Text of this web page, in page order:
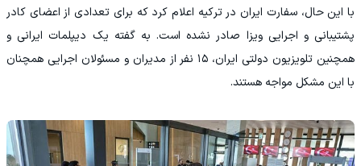
با این حال، سفارت ایران در ترکیه اعلام کرد که برای تعدادی از اعضای کادر
پشتیبانی و اجرایی ویزا صادر نشده است. به گفته یک دیپلمات ایرانی و
همچنین تلویزیون دولتی ایران، ۱۵ نفر از مدیران و مسئولان اجرایی همچنان
با این مشکل مواجه هستند.